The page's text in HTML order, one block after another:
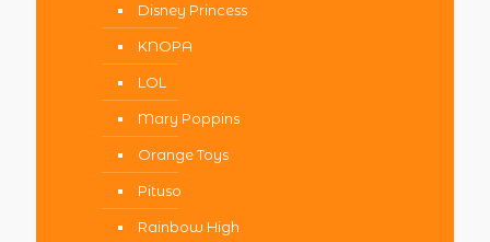
Disney Princess
KNOPA
LOL
Mary Poppins
Orange Toys
Pituso
Rainbow High